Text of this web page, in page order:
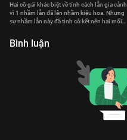
Hai cô gái khác biệt về tính cách lẫn gia cảnh,
vì 1 nhầm lẫn đã lên nhầm kiệu hoa. Nhưng
sự nhầm lẫn này đã tình cờ kết nên hai mối
Bình luận